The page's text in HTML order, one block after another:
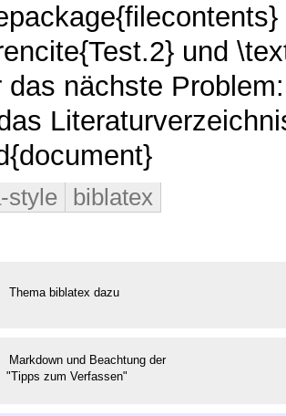
und
das nächste
style biblatex
Thema biblatex dazu
Markdown und Beachtung der
"Tipps zum Verfassen"